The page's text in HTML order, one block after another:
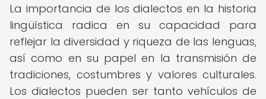
La importancia de los dialectos en la historia
lingüística radica en su capacidad para
reflejar la diversidad y riqueza de las lenguas,
así como en su papel en la transmisión de
tradiciones, costumbres y valores culturales.
Los dialectos pueden ser tanto vehículos de